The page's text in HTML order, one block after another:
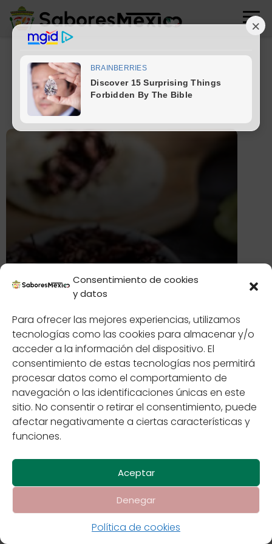
Consentimiento de cookies
y datos
Para ofrecer las mejores experiencias, utilizamos
tecnologías como las cookies para almacenar y/o
acceder a la información del dispositivo. El
consentimiento de estas tecnologías nos permitirá
procesar datos como el comportamiento de
navegación o las identificaciones únicas en este
sitio. No consentir o retirar el consentimiento, puede
afectar negativamente a ciertas características y
funciones.
Aceptar
Denegar
Política de cookies
totopos
1 artículos
Los chapulines: un
platillo único y exótico
en la gastronomía
mexicana
Contáctenos Política de cookies
Políticas de
Sabores de México